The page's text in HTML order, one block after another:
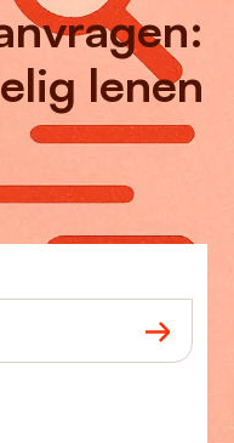
lenen